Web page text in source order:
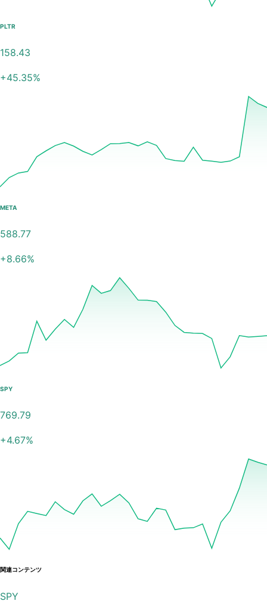
PLTR
158.43
+45.35%
META
588.77
+8.66%
SPY
769.79
+4.67%
関連コンテンツ
SPY